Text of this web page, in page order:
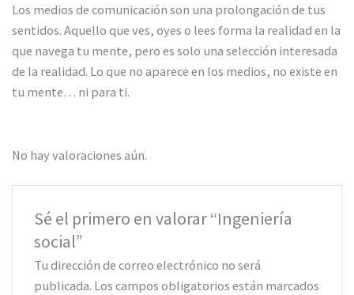
Los medios de comunicación son una prolongación de tus
sentidos. Aquello que ves, oyes o lees forma la realidad en la
que navega tu mente, pero es solo una selección interesada
de la realidad. Lo que no aparece en los medios, no existe en
tu mente… ni para ti.
No hay valoraciones aún.
Sé el primero en valorar “Ingeniería
social”
Tu dirección de correo electrónico no será
publicada. Los campos obligatorios están marcados